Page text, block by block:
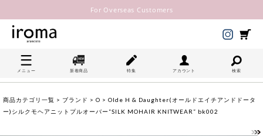
For Overseas Customers
メニュー 新着商品 特集 アカウント 検索
商品カテゴリ一覧 > ブランド > O > Olde H & Daughter(オールドエイチアンドドータ
ー)シルクモヘアニットプルオーバー“SILK MOHAIR KNITWEAR” bk002